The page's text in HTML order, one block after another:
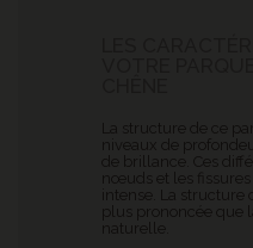
La structure de ce
niveaux de
de brillance. Ces
nœuds et les
intense. La
plus prononcée que
naturelle.